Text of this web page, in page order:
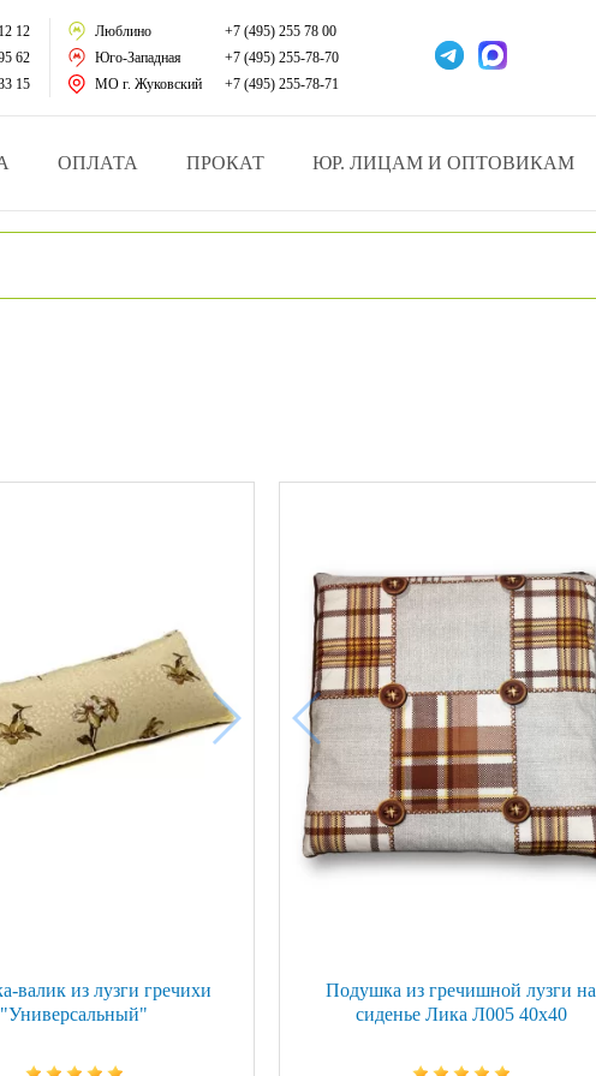
за больными
и мед.учреждений
12
62
15
Люблино
+7 (495) 255 78 00
Юго-Западная
+7 (495) 255-78-70
МО г. Жуковский
+7 (495) 255-78-71
ОПЛАТА ПРОКАТ ЮР. ЛИЦАМ И ОПТОВИКАМ
валик из лузги гречихи
"Универсальный"
Подушка из гречишной лузги на
сиденье Лика Л005 40х40